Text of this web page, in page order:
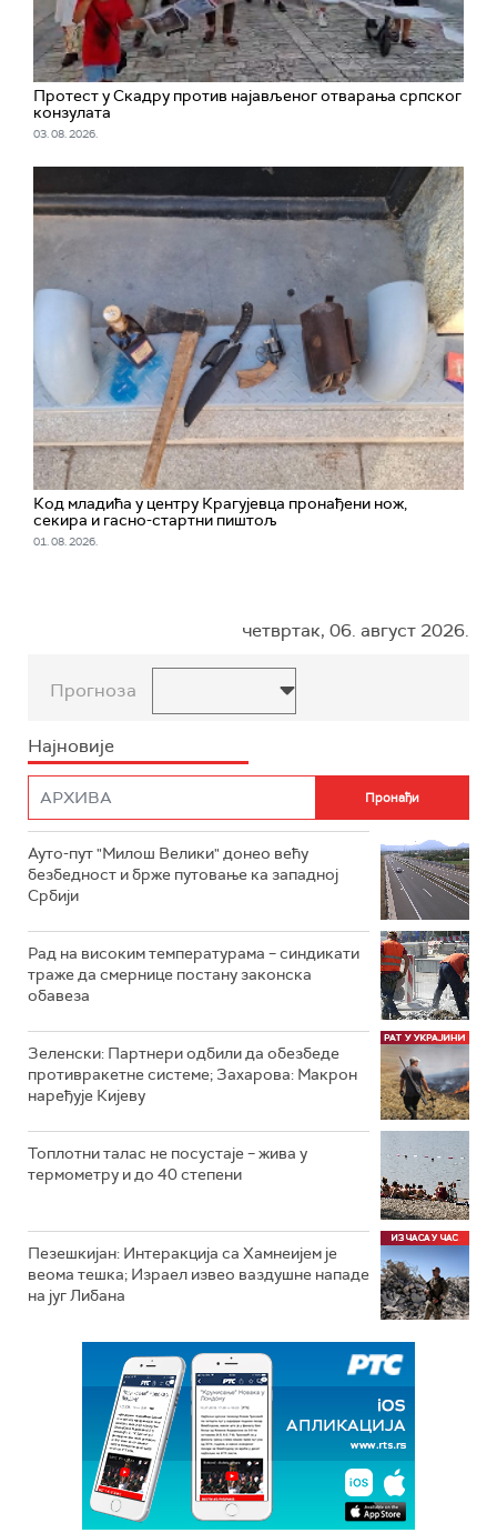
Протест у Скадру против најављеног отварања српског
конзулата
03. 08. 2026.
Код младића у центру Крагујевца пронађени нож,
секира и гасно-стартни пиштољ
01. 08. 2026.
четвртак, 06. август 2026.
Прогноза
Најновије
Ауто-пут "Милош Велики" донео већу
безбедност и брже путовање ка западној
Србији
Рад на високим температурама – синдикати
траже да смернице постану законска
обавеза
Зеленски: Партнери одбили да обезбеде
противракетне системе; Захарова: Макрон
наређује Кијеву
Топлотни талас не посустаје – жива у
термометру и до 40 степени
Пезешкијан: Интеракција са Хамнеијем је
веома тешка; Израел извео ваздушне нападе
на југ Либана